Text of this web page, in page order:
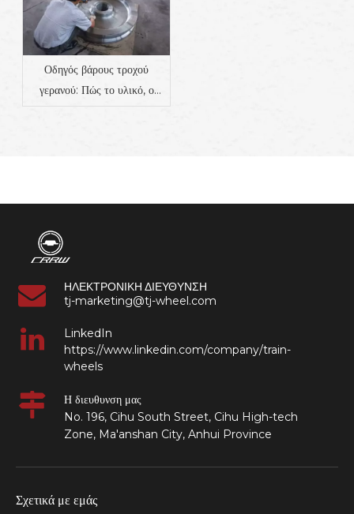
Οδηγός βάρους τροχού
γερανού: Πώς το υλικό, ο
ΗΛΕΚΤΡΟΝΙΚΗ ΔΙΕΥΘΥΝΣΗ
tj-marketing@tj-wheel.com
LinkedIn
https://www.linkedin.com/company/train-
wheels
Η διευθυνση μας
No. 196, Cihu South Street, Cihu High-tech
Zone, Ma'anshan City, Anhui Province
Σχετικά με εμάς